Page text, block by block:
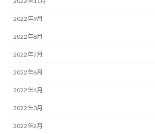
2022年9月
2022年8月
2022年7月
2022年6月
2022年4月
2022年3月
2022年2月